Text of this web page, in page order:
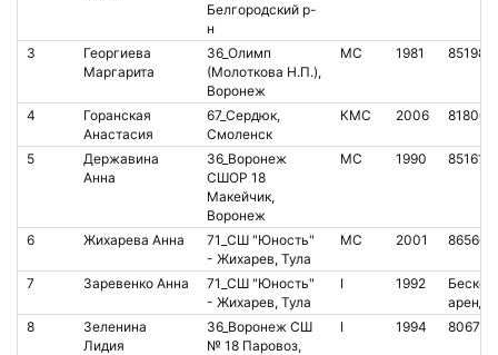
Белгородский р-
н
3
Георгиева
Маргарита
36_Олимп
(Молоткова Н.П.),
Воронеж
МС 1981
4
Горанская
Анастасия
67_Сердюк,
Смоленск
КМС 2006
5
Державина
Анна
36_Воронеж
СШОР 18
Макейчик,
Воронеж
МС 1990
6 Жихарева Анна
71_СШ "Юность"
- Жихарев, Тула
МС 2001
7 Заревенко Анна
71_СШ "Юность"
- Жихарев, Тула
I 1992
аренда
8
Зеленина
Лидия
36_Воронеж СШ
№ 18 Паровоз,
I 1994